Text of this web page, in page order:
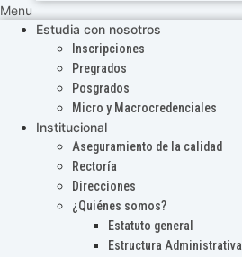
Menu
Estudia con nosotros
Inscripciones
Pregrados
Posgrados
Micro y Macrocredenciales
Institucional
Aseguramiento de la calidad
Rectoría
Direcciones
¿Quiénes somos?
Estatuto general
Estructura Administrativa